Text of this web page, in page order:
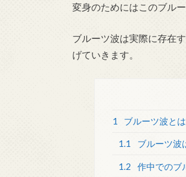
変身のためにはこのブル
ブルーツ波は実際に存在す
げていきます。
1 ブルーツ波とは
1.1 ブルーツ波
1.2 作中でのブ